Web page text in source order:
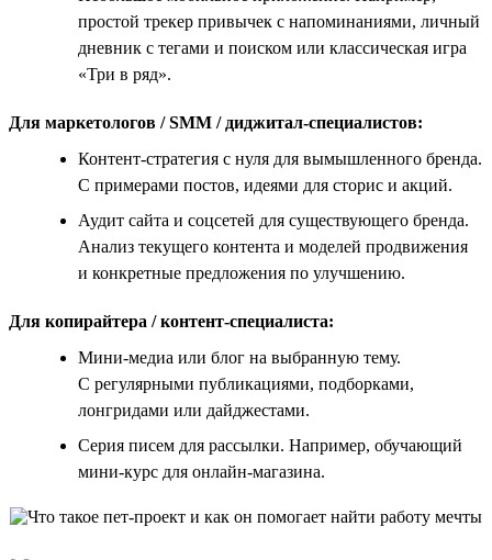
простой трекер привычек с напоминаниями, личный
дневник с тегами и поиском или классическая игра
«Три в ряд».
Для маркетологов / SMM / диджитал-специалистов:
Контент-стратегия с нуля для вымышленного бренда.
С примерами постов, идеями для сторис и акций.
Аудит сайта и соцсетей для существующего бренда.
Анализ текущего контента и моделей продвижения
и конкретные предложения по улучшению.
Для копирайтера / контент-специалиста:
Мини-медиа или блог на выбранную тему.
С регулярными публикациями, подборками,
лонгридами или дайджестами.
Серия писем для рассылки. Например, обучающий
мини-курс для онлайн-магазина.